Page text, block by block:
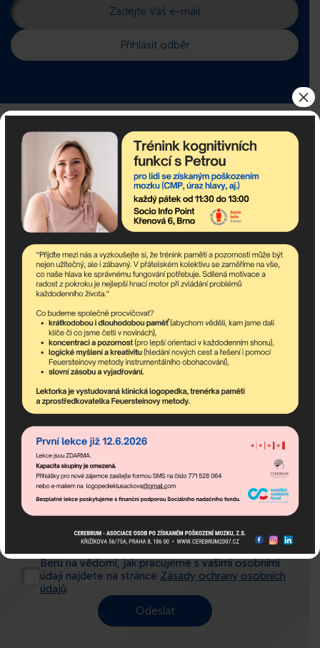
Pokud potřebujete poradit,
jsme tu pro Vás!
Jméno:
E-mail:
Telefon:
Město:
Beru na vědomí, jak pracujeme s vašimi osobními
údaji najdete na stránce Zásady ochrany osobních
údajů.
×